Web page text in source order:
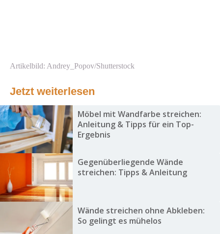
Artikelbild: Andrey_Popov/Shutterstock
Jetzt weiterlesen
Möbel mit Wandfarbe streichen:
Anleitung & Tipps für ein Top-
Ergebnis
Gegenüberliegende Wände
streichen: Tipps & Anleitung
Wände streichen ohne Abkleben:
So gelingt es mühelos